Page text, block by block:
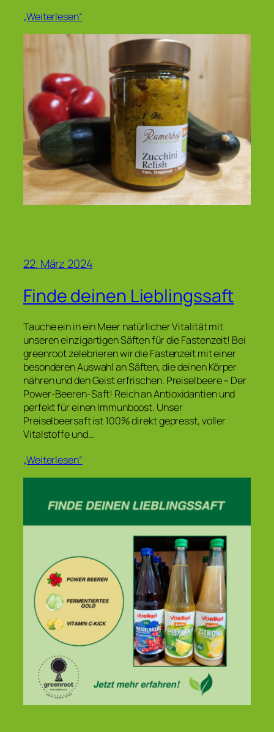
„Weiterlesen“
22. März 2024
Finde deinen Lieblingssaft
Tauche ein in ein Meer natürlicher Vitalität mit
unseren einzigartigen Säften für die Fastenzeit! Bei
greenroot zelebrieren wir die Fastenzeit mit einer
besonderen Auswahl an Säften, die deinen Körper
nähren und den Geist erfrischen. Preiselbeere – Der
Power-Beeren-Saft! Reich an Antioxidantien und
perfekt für einen Immunboost. Unser
Preiselbeersaft ist 100% direkt gepresst, voller
Vitalstoffe und…
„Weiterlesen“